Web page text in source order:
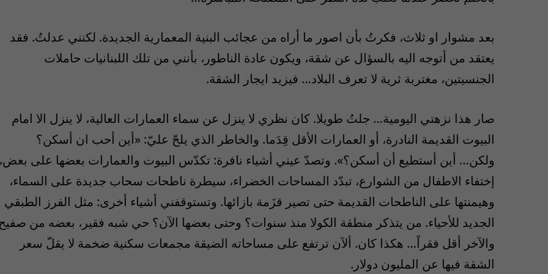
بعد مشوار او ثلاث، فكرتُ بأن اصور ما أراه من عجائب البنية المعمارية الجديدة. لكنني عدلتُ. فقد
يعتقد من أتوجه اليه بالسؤال عن شقة، ويكون عادة الناطور، بأنني من تلك اللبنانيات حاملات
الجنسيتين، مغتربة ثرية لا تعرف البلاد… فيزيد ايجار الشقة.
صار هذا نزهتي اليومية… جلتُ طويلا. كان نظري لا ينزل عن سماء العمارات العالية، لا ينزل الا امام
البيوت القديمة النادرة، أو العمارات الأقل قِدَما. والخاطر الذي يلحّ عليّ: «أين أحب ان أسكن؟
ولكن… أين أستطيع أن أسكن؟». وتصدّ عيني أشياء نافرة: تكدّس البيوت والعمارات بعضها على بعض،
إختفاء الاطفال من الشوارع، تبدّد المساحات الخضراء، سيطرة ناطحات سحاب جديدة على السماء،
وهيمنتها على الناطحات القديمة حتى تصير قزَمة بازائها. وتستوقفني أشياء أخرى: مثل الفرز الطبقي
الجديد للأحياء. من يتذكر منطقة الكولا منذ سنوات؟ وحتى بعضها الآن؟ حي شبه فقير، بعضه من
والآخر أقل فقراً… هكذا كان. ألآن ترتفع على مساحاته الضيقة مجمعات سكنية ضخمة لا يقلّ سعر
الشقة فيها عن المليون دولار.